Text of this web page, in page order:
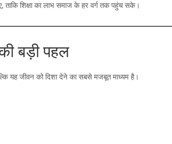
शिक्षा का लाभ समाज के हर वर्ग तक पहुंच सके।
बड़ी पहल
यह जीवन को दिशा देने का सबसे मजबूत माध्यम है।